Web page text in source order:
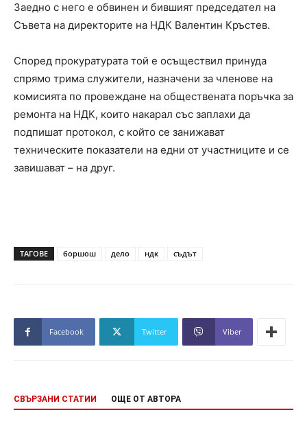
Заедно с него е обвинен и бившият председател на
Съвета на директорите на НДК Валентин Кръстев.
Според прокуратурата той е осъществил принуда
спрямо трима служители, назначени за членове на
комисията по провеждане на обществената поръчка за
ремонта на НДК, които накарал със заплахи да
подпишат протокол, с който се занижават
техническите показатели на едни от участниците и се
завишават – на друг.
ТАГОВЕ боршош дело ндк съдът
Facebook Twitter Viber
СВЪРЗАНИ СТАТИИ ОЩЕ ОТ АВТОРА